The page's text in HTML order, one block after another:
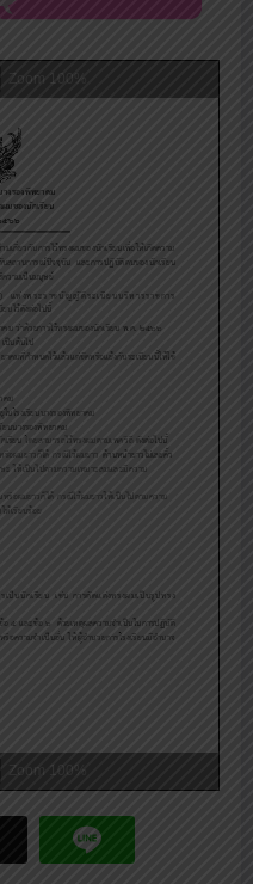
Zoom 100%
Zoom 100%